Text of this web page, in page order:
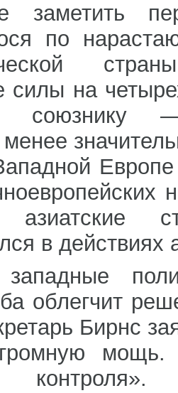
заметить
по
силы на
союзнику —
в
облегчит
Бирнс
мощь.
контроля».